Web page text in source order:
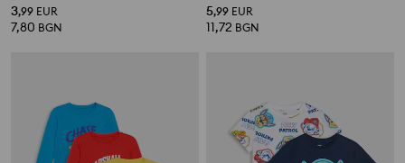
3,99 EUR
7,80 BGN
5,99 EUR
11,72 BGN